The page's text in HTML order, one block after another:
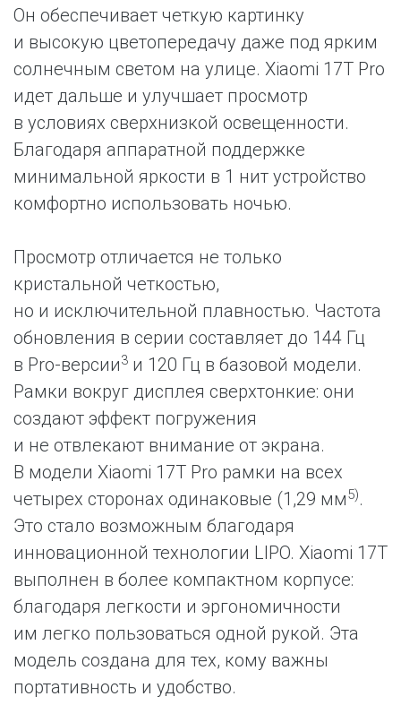
Он обеспечивает четкую картинку
и высокую цветопередачу даже под ярким
солнечным светом на улице. Xiaomi 17T Pro
идет дальше и улучшает просмотр
в условиях сверхнизкой освещенности.
Благодаря аппаратной поддержке
минимальной яркости в 1 нит устройство
комфортно использовать ночью.
Просмотр отличается не только
кристальной четкостью,
но и исключительной плавностью. Частота
обновления в серии составляет до 144 Гц
в Pro-версии3 и 120 Гц в базовой модели.
Рамки вокруг дисплея сверхтонкие: они
создают эффект погружения
и не отвлекают внимание от экрана.
В модели Xiaomi 17T Pro рамки на всех
четырех сторонах одинаковые (1,29 мм5).
Это стало возможным благодаря
инновационной технологии LIPO. Xiaomi 17T
выполнен в более компактном корпусе:
благодаря легкости и эргономичности
им легко пользоваться одной рукой. Эта
модель создана для тех, кому важны
портативность и удобство.